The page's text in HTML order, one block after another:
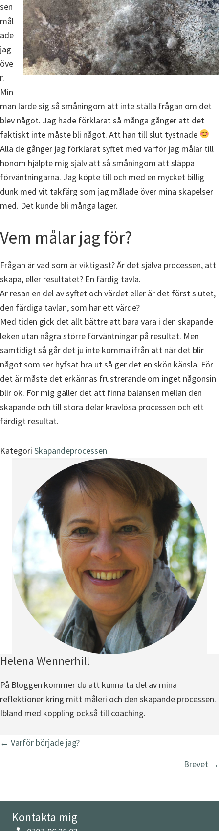
sen
mål
ade
jag
öve
r.
Min
man lärde sig så småningom att inte ställa frågan om det
blev något. Jag hade förklarat så många gånger att det
faktiskt inte måste bli något. Att han till slut tystnade
Alla de gånger jag förklarat syftet med varför jag målar till
honom hjälpte mig själv att så småningom att släppa
förväntningarna. Jag köpte till och med en mycket billig
dunk med vit takfärg som jag målade över mina skapelser
med. Det kunde bli många lager.
Vem målar jag för?
Frågan är vad som är viktigast? Är det själva processen, att
skapa, eller resultatet? En färdig tavla.
Är resan en del av syftet och värdet eller är det först slutet,
den färdiga tavlan, som har ett värde?
Med tiden gick det allt bättre att bara vara i den skapande
leken utan några större förväntningar på resultat. Men
samtidigt så går det ju inte komma ifrån att när det blir
något som ser hyfsat bra ut så ger det en skön känsla. För
det är måste det erkännas frustrerande om inget någonsin
blir ok. För mig gäller det att finna balansen mellan den
skapande och till stora delar kravlösa processen och ett
färdigt resultat.
Kategori Skapandeprocessen
Helena Wennerhill
På Bloggen kommer du att kunna ta del av mina
reflektioner kring mitt måleri och den skapande processen.
Ibland med koppling också till coaching.
Posts
← Varför började jag?
Brevet →
Kontakta mig